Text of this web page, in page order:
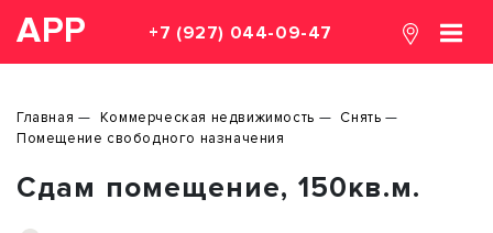
АРР +7 (927) 044-09-47
Главная Коммерческая недвижимость
Снять
Помещение свободного назначения
Сдам помещение, 150кв.м.